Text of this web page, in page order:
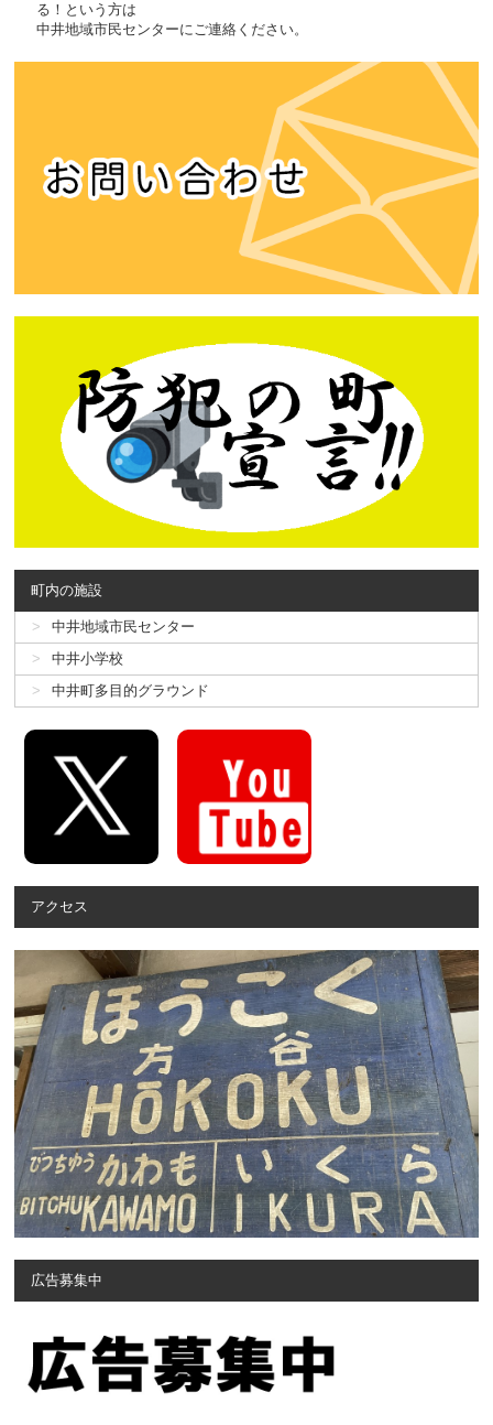
る！という方は
中井地域市民センターにご連絡ください。
町内の施設
中井地域市民センター
中井小学校
中井町多目的グラウンド
アクセス
広告募集中